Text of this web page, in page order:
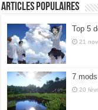
Articles populaires
Top 5
21
7
20